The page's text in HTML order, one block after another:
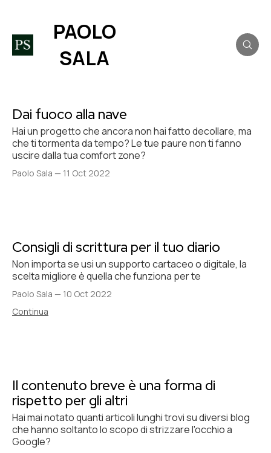
PAOLO
SALA
Dai fuoco alla nave
Hai un progetto che ancora non hai fatto decollare, ma
che ti tormenta da tempo? Le tue paure non ti fanno
uscire dalla tua comfort zone?
Paolo Sala — 11 Oct 2022
Consigli di scrittura per il tuo diario
Non importa se usi un supporto cartaceo o digitale, la
scelta migliore è quella che funziona per te
Paolo Sala — 10 Oct 2022
Continua
Il contenuto breve è una forma di
rispetto per gli altri
Hai mai notato quanti articoli lunghi trovi su diversi blog
che hanno soltanto lo scopo di strizzare l'occhio a
Google?